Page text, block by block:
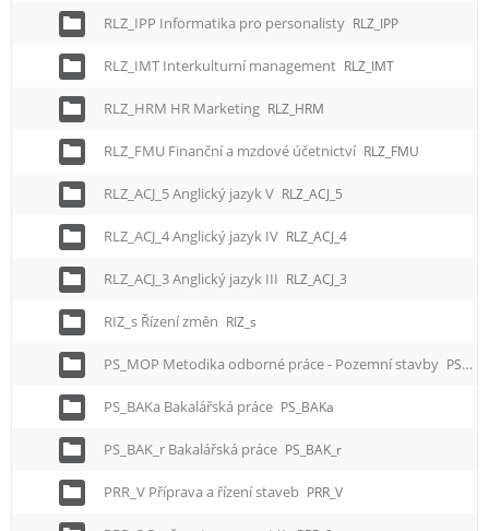
RLZ_IPP Informatika pro personalisty RLZ_IPP
RLZ_IMT Interkulturní management RLZ_IMT
RLZ_HRM HR Marketing RLZ_HRM
RLZ_FMU Finanční a mzdové účetnictví RLZ_FMU
RLZ_ACJ_5 Anglický jazyk V RLZ_ACJ_5
RLZ_ACJ_4 Anglický jazyk IV RLZ_ACJ_4
RLZ_ACJ_3 Anglický jazyk III RLZ_ACJ_3
RIZ_s Řízení změn RIZ_s
PS_MOP Metodika odborné práce - Pozemní stavby PS_MOP
PS_BAKa Bakalářská práce PS_BAKa
PS_BAK_r Bakalářská práce PS_BAK_r
PRR_V Příprava a řízení staveb PRR_V